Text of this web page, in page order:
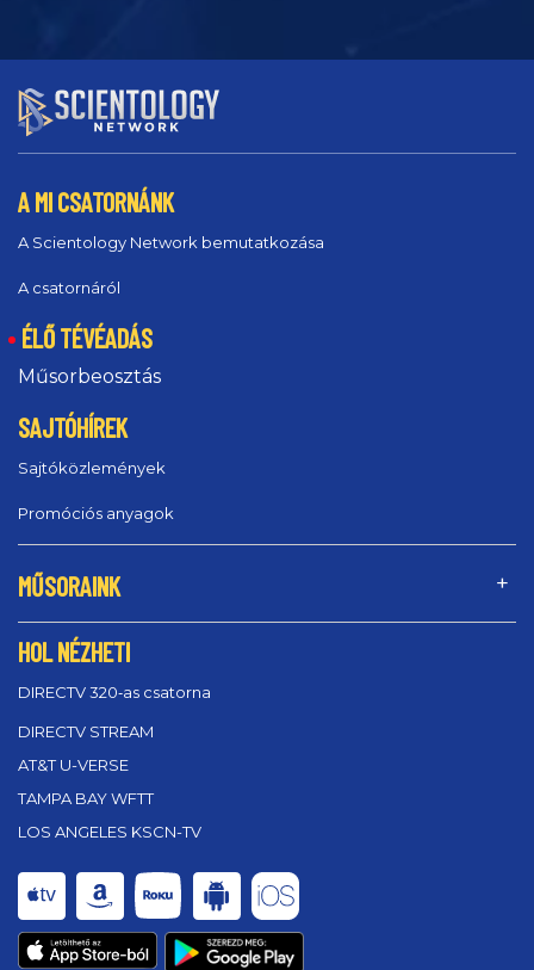
A MI CSATORNÁNK
A Scientology Network bemutatkozása
A csatornáról
ÉLŐ TÉVÉADÁS
Műsorbeosztás
SAJTÓHÍREK
Sajtóközlemények
Promóciós anyagok
MŰSORAINK
HOL NÉZHETI
DIRECTV 320‑as csatorna
DIRECTV STREAM
AT&T U-VERSE
TAMPA BAY WFTT
LOS ANGELES KSCN-TV